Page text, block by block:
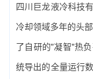
四川巨龙液冷科技
冷却领域多年的头
了自研的"凝智"热
统导出的全量运行